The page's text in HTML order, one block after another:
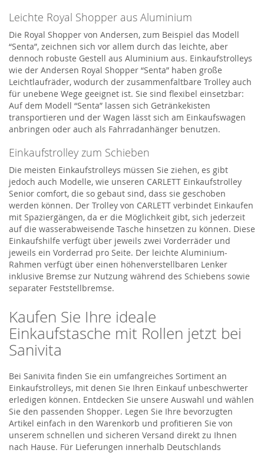
Leichte Royal Shopper aus Aluminium
Die Royal Shopper von Andersen, zum Beispiel das Modell
“Senta”, zeichnen sich vor allem durch das leichte, aber
dennoch robuste Gestell aus Aluminium aus. Einkaufstrolleys
wie der Andersen Royal Shopper “Senta” haben große
Leichtlaufräder, wodurch der zusammenfaltbare Trolley auch
für unebene Wege geeignet ist. Sie sind flexibel einsetzbar:
Auf dem Modell “Senta” lassen sich Getränkekisten
transportieren und der Wagen lässt sich am Einkaufswagen
anbringen oder auch als Fahrradanhänger benutzen.
Einkaufstrolley zum Schieben
Die meisten Einkaufstrolleys müssen Sie ziehen, es gibt
jedoch auch Modelle, wie unseren CARLETT Einkaufstrolley
Senior comfort, die so gebaut sind, dass sie geschoben
werden können. Der Trolley von CARLETT verbindet Einkaufen
mit Spaziergängen, da er die Möglichkeit gibt, sich jederzeit
auf die wasserabweisende Tasche hinsetzen zu können. Diese
Einkaufshilfe verfügt über jeweils zwei Vorderräder und
jeweils ein Vorderrad pro Seite. Der leichte Aluminium-
Rahmen verfügt über einen höhenverstellbaren Lenker
inklusive Bremse zur Nutzung während des Schiebens sowie
separater Feststellbremse.
Kaufen Sie Ihre ideale
Einkaufstasche mit Rollen jetzt bei
Sanivita
Bei Sanivita finden Sie ein umfangreiches Sortiment an
Einkaufstrolleys, mit denen Sie Ihren Einkauf unbeschwerter
erledigen können. Entdecken Sie unsere Auswahl und wählen
Sie den passenden Shopper. Legen Sie Ihre bevorzugten
Artikel einfach in den Warenkorb und profitieren Sie von
unserem schnellen und sicheren Versand direkt zu Ihnen
nach Hause. Für Lieferungen innerhalb Deutschlands